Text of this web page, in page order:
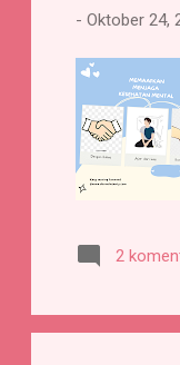
- Oktober 24,
2